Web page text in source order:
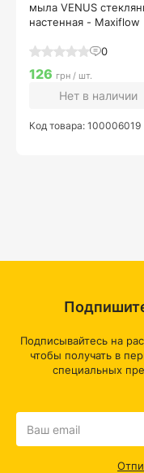
мыла VENUS
настенная - Maxiflow
0
126 грн / шт.
Нет в наличии
Код товара: 100006019
Подписывайтесь на
чтобы получать в
специальных